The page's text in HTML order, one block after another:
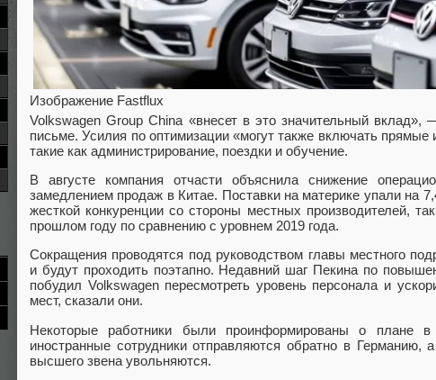
Изображение Fastflux
Volkswagen Group China «внесет в это значительный вклад»,
письме. Усилия по оптимизации «могут также включать
такие как администрирование, поездки и обучение.
В августе компания отчасти объяснила снижение
замедлением продаж в Китае. Поставки на материке упали на
жесткой конкуренции со стороны местных производителей,
прошлом году по сравнению с уровнем 2019 года.
Сокращения проводятся под руководством главы местного
и будут проходить поэтапно. Недавний шаг Пекина по
побудил Volkswagen пересмотреть уровень персонала и
мест, сказали они.
Некоторые работники были проинформированы о плане
иностранные сотрудники отправляются обратно в Германию,
высшего звена увольняются.